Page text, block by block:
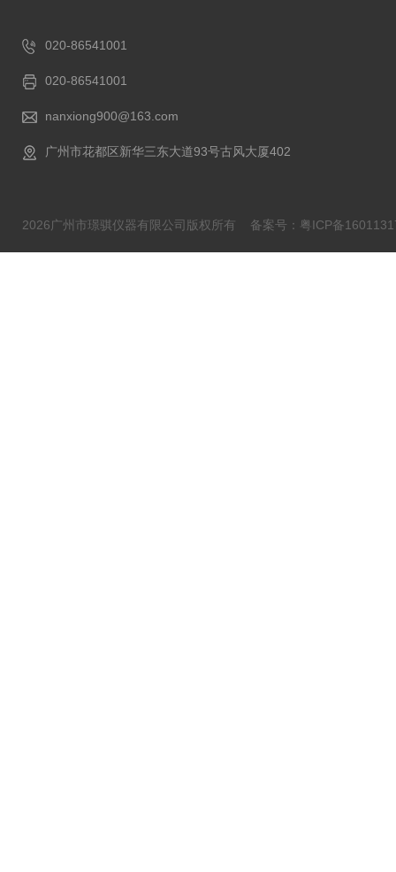
020-86541001
020-86541001
nanxiong900@163.com
广州市花都区新华三东大道93号古风大厦402
2026广州市璟骐仪器有限公司版权所有 备案号：粤ICP备